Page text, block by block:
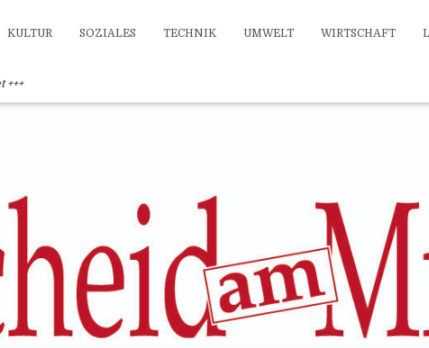
KULTUR SOZIALES TECHNIK UMWELT WIRTSCHAFT
+++